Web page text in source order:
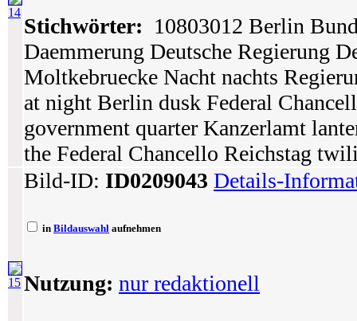
14
Stichwörter: 10803012 Berlin
Daemmerung Deutsche Regierung
Moltkebruecke Nacht nachts
at night Berlin dusk Federal
government quarter Kanzerlamt
the Federal Chancello Reichstag
15
Bild-ID: ID0209043 Details-
in Bildauswahl aufnehmen
Nutzung: nur redaktionell